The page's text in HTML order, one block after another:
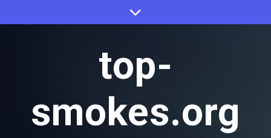
to
top-
smokes.org